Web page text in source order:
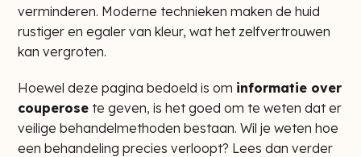
verminderen. Moderne technieken maken de huid
rustiger en egaler van kleur, wat het zelfvertrouwen
kan vergroten.
Hoewel deze pagina bedoeld is om informatie over
couperose te geven, is het goed om te weten dat er
veilige behandelmethoden bestaan. Wil je weten hoe
een behandeling precies verloopt? Lees dan verder